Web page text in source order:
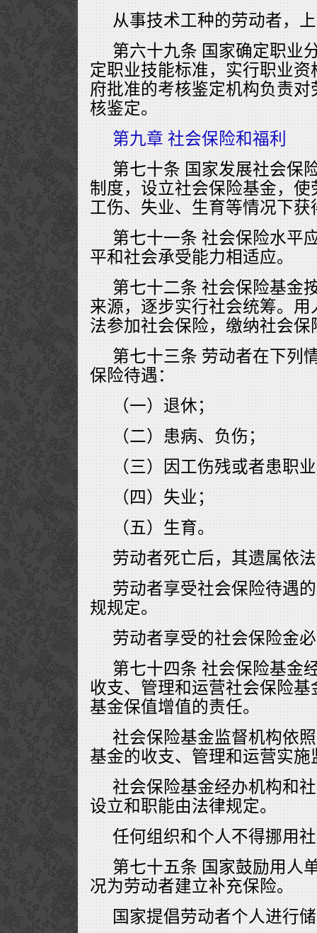
从事技术工种的劳动者，
第六十九条 国家确定职业
定职业技能标准，实行职业
府批准的考核鉴定机构负责
核鉴定。
第九章 社会保险和福利
第七十条 国家发展社会保
制度，设立社会保险基金，
工伤、失业、生育等情况下
第七十一条 社会保险水平
平和社会承受能力相适应。
第七十二条 社会保险基金
来源，逐步实行社会统筹。
法参加社会保险，缴纳社会保
第七十三条 劳动者在下列
保险待遇：
（一）退休；
（二）患病、负伤；
（三）因工伤残或者患职
（四）失业；
（五）生育。
劳动者死亡后，其遗属依
劳动者享受社会保险待遇
规规定。
劳动者享受的社会保险金
第七十四条 社会保险基金
收支、管理和运营社会保险
基金保值增值的责任。
社会保险基金监督机构依
基金的收支、管理和运营实施
社会保险基金经办机构和
设立和职能由法律规定。
任何组织和个人不得挪用
第七十五条 国家鼓励用人
况为劳动者建立补充保险。
国家提倡劳动者个人进行